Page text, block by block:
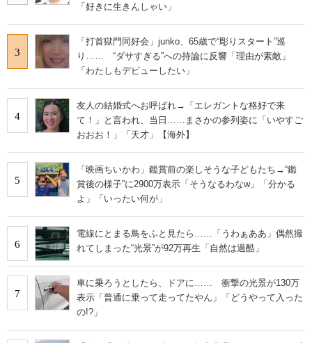
「好きに生きんしゃい」
3
「打首獄門同好会」junko、65歳で“彫りスタート”巡
り…… “ダサすぎる”への持論に反響「理由が素敵」
「わたしもデビューしたい」
4
友人の結婚式へお呼ばれ→「エレガントな格好で来
て！」と言われ、当日……まさかの参列姿に「いやすご
おおお！」「天才」【海外】
5
「映画ちいかわ」鑑賞前の楽しそうな子どもたち→“鑑
賞後の様子”に2900万表示「そうなるわなw」「分かる
よ」「いったい何が」
6
電線にとまる鳥をふと見たら……「うわぁああ」偶然撮
れてしまった“光景”が92万再生「自然は過酷」
7
車に乗ろうとしたら、ドアに…… 衝撃の光景が130万
表示「普通に乗って走ってたやん」「どうやって入った
の!?」